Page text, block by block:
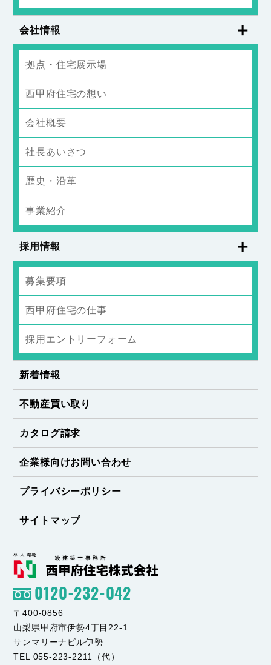
会社情報
拠点・住宅展示場
西甲府住宅の想い
会社概要
社長あいさつ
歴史・沿革
事業紹介
採用情報
募集要項
西甲府住宅の仕事
採用エントリーフォーム
新着情報
不動産買い取り
カタログ請求
企業様向けお問い合わせ
プライバシーポリシー
サイトマップ
0120-232-042
〒400-0856
山梨県甲府市伊勢4丁目22-1
サンマリーナビル伊勢
TEL 055-223-2211（代）